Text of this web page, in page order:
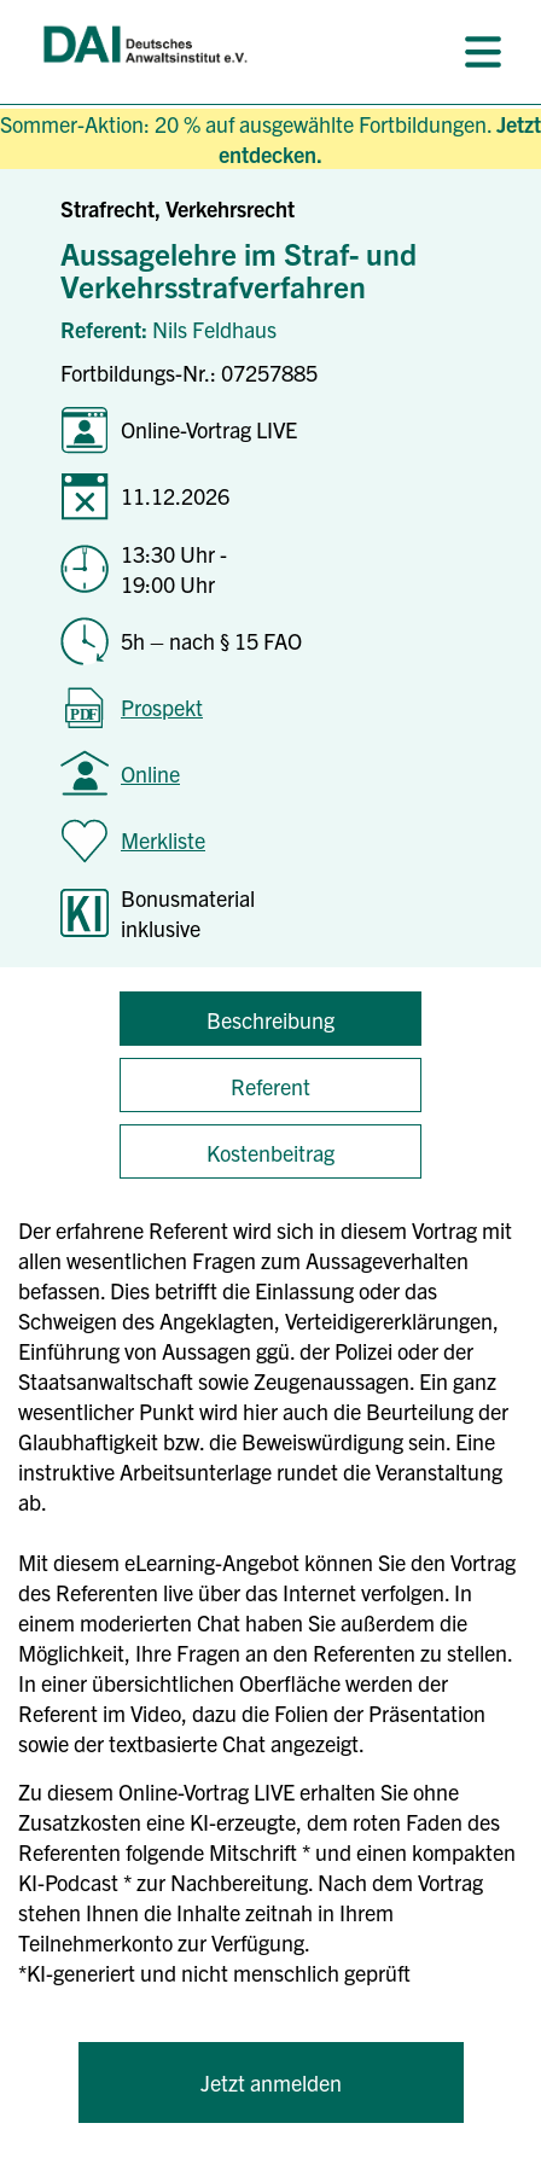
Sommer-Aktion: 20 % auf ausgewählte Fortbildungen.Jetzt
entdecken.
Strafrecht, Verkehrsrecht
Aussagelehre im Straf- und
Verkehrsstrafverfahren
Referent: Nils Feldhaus
Fortbildungs-Nr.: 07257885
Online-Vortrag LIVE
11.12.2026
13:30 Uhr -
19:00 Uhr
5h – nach § 15 FAO
Prospekt
Online
Merkliste
Bonusmaterial
inklusive
Beschreibung
Referent
Kostenbeitrag
Der erfahrene Referent wird sich in diesem Vortrag mit
allen wesentlichen Fragen zum Aussageverhalten
befassen. Dies betrifft die Einlassung oder das
Schweigen des Angeklagten, Verteidigererklärungen,
Einführung von Aussagen ggü. der Polizei oder der
Staatsanwaltschaft sowie Zeugenaussagen. Ein ganz
wesentlicher Punkt wird hier auch die Beurteilung der
Glaubhaftigkeit bzw. die Beweiswürdigung sein. Eine
instruktive Arbeitsunterlage rundet die Veranstaltung
ab.
Mit diesem eLearning-Angebot können Sie den Vortrag
des Referenten live über das Internet verfolgen. In
einem moderierten Chat haben Sie außerdem die
Möglichkeit, Ihre Fragen an den Referenten zu stellen.
In einer übersichtlichen Oberfläche werden der
Referent im Video, dazu die Folien der Präsentation
sowie der textbasierte Chat angezeigt.
Zu diesem Online-Vortrag LIVE erhalten Sie ohne
Zusatzkosten eine KI-erzeugte, dem roten Faden des
Referenten folgende Mitschrift * und einen kompakten
KI-Podcast * zur Nachbereitung. Nach dem Vortrag
stehen Ihnen die Inhalte zeitnah in Ihrem
Teilnehmerkonto zur Verfügung.
*KI-generiert und nicht menschlich geprüft
Jetzt anmelden